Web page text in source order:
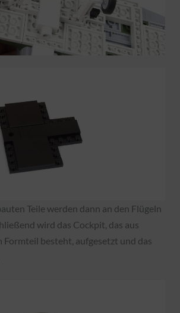
Teile werden dann an den Flügeln
wird das Cockpit, das aus
Formteil besteht, aufgesetzt und das